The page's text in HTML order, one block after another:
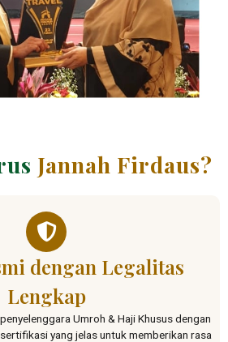
Jannah Firdaus?
dengan Legalitas
Lengkap
Umroh & Haji Khusus dengan
yang jelas untuk memberikan rasa